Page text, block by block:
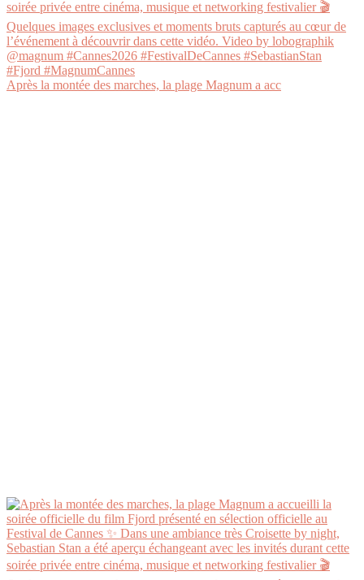
Après la montée des marches, la plage Magnum a acc